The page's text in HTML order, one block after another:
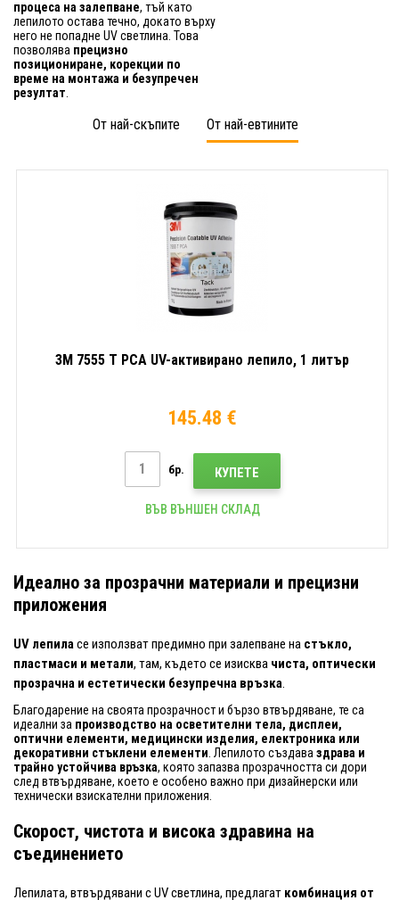
процеса на залепване, тъй като
лепилото остава течно, докато върху
него не попадне UV светлина. Това
позволява прецизно
позициониране, корекции по
време на монтажа и безупречен
резултат
От най-скъпите От най-евтините
3M 7555 T PCA UV-активирано лепило, 1 литър
145.48 €
бр. КУПЕТЕ
ВЪВ ВЪНШЕН СКЛАД
Идеално за прозрачни материали и прецизни
приложения
UV лепиласе използват предимно при залепване на стъкло,
пластмаси и метали, там, където се изисква чиста, оптически
прозрачна и естетически безупречна връзка.
Благодарение на своята прозрачност и бързо втвърдяване, те са
идеални за производство на осветителни тела, дисплеи,
оптични елементи, медицински изделия, електроника или
декоративни стъклени елементи . Лепилото създава здрава и
трайно устойчива връзка, която запазва прозрачността си дори
след втвърдяване, което е особено важно при дизайнерски или
технически взискателни приложения.
Скорост, чистота и висока здравина на
съединението
Лепилата, втвърдявани с UV светлина, предлагат комбинация от